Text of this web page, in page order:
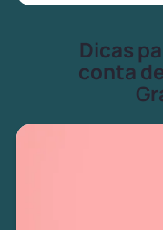
Dicas
conta